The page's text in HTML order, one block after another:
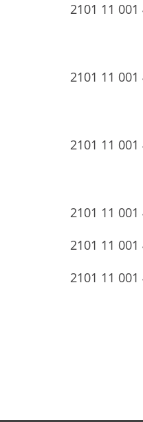
2101 11 001
2101 11 001
2101 11 001
2101 11 001
2101 11 001
2101 11 001